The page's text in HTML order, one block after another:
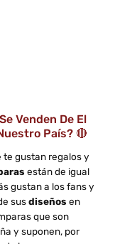
Venden De El
País? 🔴
te gustan regalos y
están de igual
gustan a los fans y
susdiseños en
que son
y suponen, por